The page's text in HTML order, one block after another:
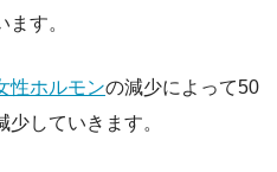
す。
性ホルモンの減少によって50
していきます。